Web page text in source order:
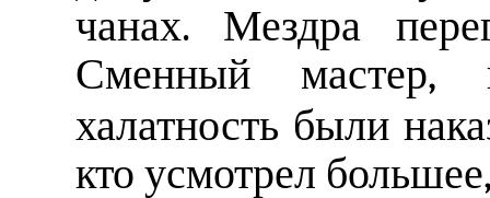
чанах. Мездра
Сменный
халатность были
кто усмотрел